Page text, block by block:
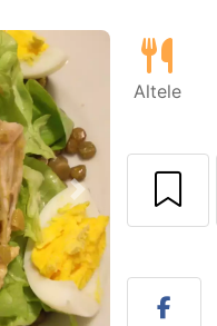
Următorul
Altele